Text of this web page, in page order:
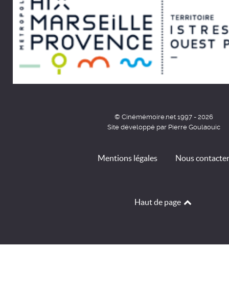
© Cinémémoire.net 1997 - 2026
Site développé par Pierre Goulaouic
Mentions légales Nous contacter
Haut de page